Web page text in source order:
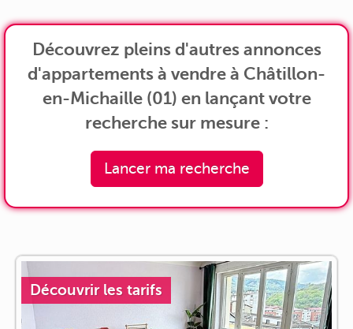
Découvrez pleins d'autres annonces
d'appartements à vendre à Châtillon-
en-Michaille (01) en lançant votre
recherche sur mesure :
Lancer ma recherche
Découvrir les tarifs